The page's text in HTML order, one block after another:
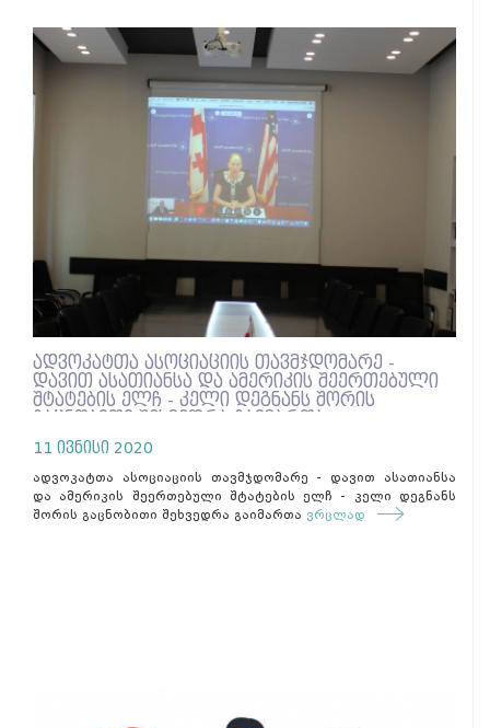
ადვოკატთა ასოციაციის თავმჯდომარე -
დავით ასათიანსა და ამერიკის შეერთებული
შტატების ელჩ - კელი დეგნანს შორის
გაცნობითი შეხვედრა გაიმართა
11 ივნისი 2020
ადვოკატთა ასოციაციის თავმჯდომარე - დავით ასათიანსა
და ამერიკის შეერთებული შტატების ელჩ - კელი დეგნანს
შორის გაცნობითი შეხვედრა გაიმართა ვრცლად